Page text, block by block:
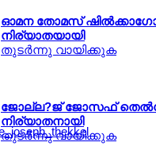
ഓമന തോമസ്
നിര്യാതയായി
തുടര്‍ന്നു വായിക്കുക
ജോല്ല?ജ് ജോസഫ്
നിര്യാതനായി
തുടര്‍ന്നു വായിക്കുക